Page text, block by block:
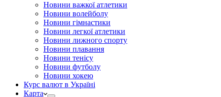
Новини важкої атлетики
Новини волейболу
Новини гімнастики
Новини легкої атлетики
Новини лижного спорту
Новини плавання
Новини тенісу
Новини футболу
Новини хокею
Курс валют в Україні
Карта